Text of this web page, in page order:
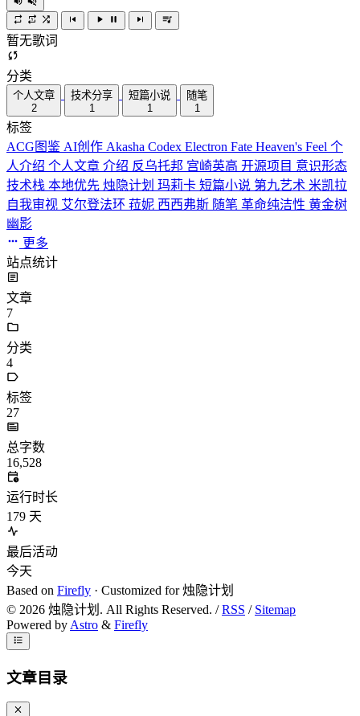
暂无歌词
分类
个人文章
2
技术分享
1
短篇小说
1
随笔
1
标签
ACG图鉴 AI创作 Akasha Codex Electron Fate Heaven's Feel 个
人介绍 个人文章 介绍 反乌托邦 宫崎英高 开源项目 意识形态
技术栈 本地优先 烛隐计划 玛莉卡 短篇小说 第九艺术 米凯拉
自我审视 艾尔登法环 菈妮 西西弗斯 随笔 革命纯洁性 黄金树
幽影
更多
站点统计
文章
7
分类
4
标签
27
总字数
16,528
运行时长
179 天
最后活动
今天
Based on Firefly · Customized for 烛隐计划
© 2026 烛隐计划. All Rights Reserved. /RSS / Sitemap
Powered by Astro & Firefly
文章目录